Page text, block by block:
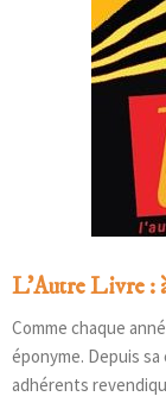
L’Autre Livre :
Comme chaque
éponyme. Depuis
adhérents